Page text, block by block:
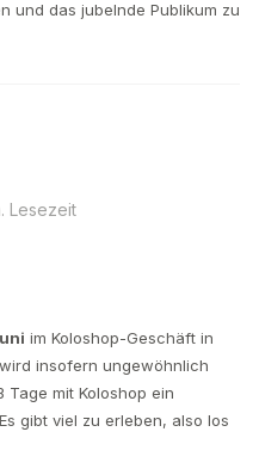
und das jubelnde Publikum zu
Lesezeit
im Koloshop-Geschäft in
insofern ungewöhnlich
mit Koloshop ein
gibt viel zu erleben, also los